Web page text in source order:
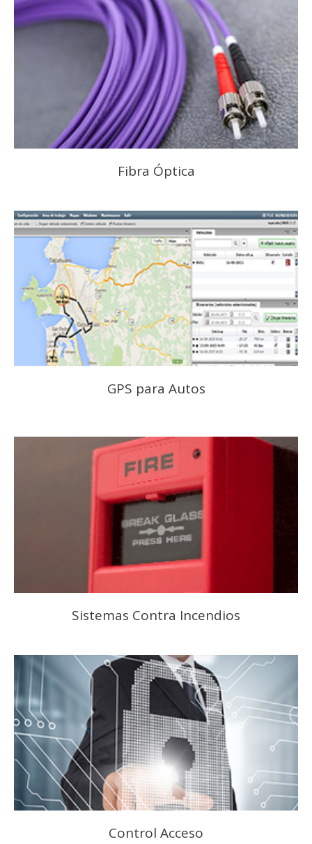
Fibra Óptica
GPS para Autos
Sistemas Contra Incendios
Control Acceso